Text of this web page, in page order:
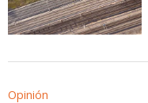
Opinión